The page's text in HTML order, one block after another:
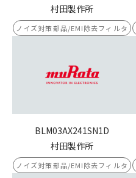
村田製作所
ノイズ対策部品/EMI除去フィルタ
BLM03AX241SN1D
村田製作所
ノイズ対策部品/EMI除去フィルタ